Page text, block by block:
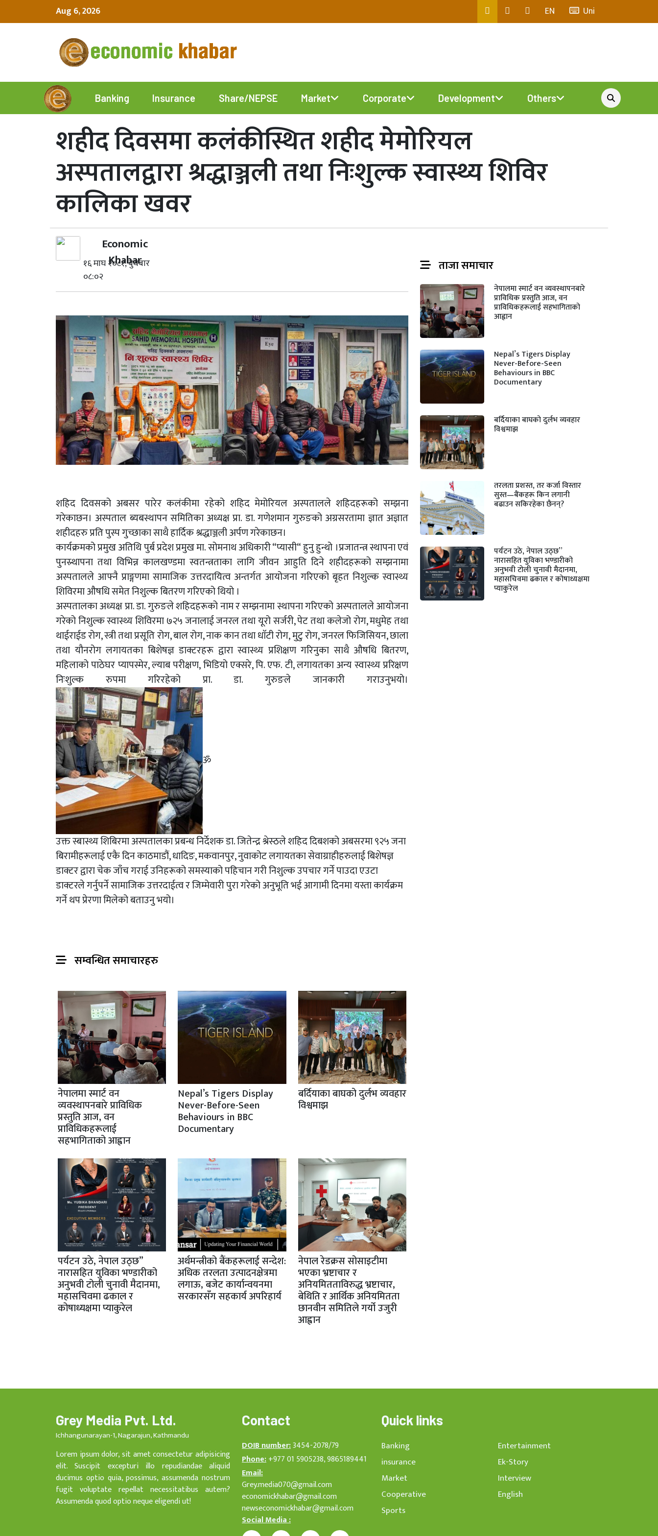
Aug 6, 2026 EN Uni
Banking Insurance Share/NEPSE Market Corporate Development Others
शहीद दिवसमा कलंकीस्थित शहीद मेमोरियल
अस्पतालद्वारा श्रद्धाञ्जली तथा निःशुल्क स्वास्थ्य शिविर
कालिका खवर
Economic
Khabar
१६ माघ २०८१, बुधबार
०८:०२
शहिद दिवसको अबसर पारेर कलंकीमा रहेको शहिद मेमोरियल अस्पतालले शहिदहरूको सम्झना
गरेकाछन। अस्पताल ब्यबस्थापन समितिका अध्यक्ष प्रा. डा. गणेशमान गुरुङको अग्रसरतामा ज्ञात अज्ञात
शहीदहरु प्रति पुस्प गुच्छाका साथै हार्दिक श्रद्धाञ्जली अर्पण गरेकाछन।
कार्यक्रमको प्रमुख अतिथि पुर्ब प्रदेश प्रमुख मा. सोमनाथ अधिकारी “प्यासी“ हुनु हुन्थो ।प्रजातन्त्र स्थापना एवं
पुनस्र्थापना तथा विभिन्न कालखण्डमा स्वतन्त्रताका लागि जीवन आहुति दिने शहीदहरूको सम्झनामा
अस्पतालले आफ्नै प्राङ्गणमा सामाजिक उत्तरदायित्व अन्तर्गत आयोजना गरिएको बृहत निशुल्क स्वास्थ्य
शिविरमा औषधि समेत निशुल्क बितरण गरिएको थियो ।
अस्पतालका अध्यक्ष प्रा. डा. गुरुङले शहिदहरूको नाम र सम्झनामा स्थापना गरिएको अस्पतालले आयोजना
गरेको निशुल्क स्वास्थ्य शिविरमा ७२५ जनालाई जनरल तथा यूरो सर्जरी, पेट तथा कलेजो रोग, मधुमेह तथा
थाईराईड रोग, स्त्री तथा प्रसूति रोग, बाल रोग, नाक कान तथा धाॅटी रोग, मुटु रोग, जनरल फिजिसियन, छाला
तथा यौनरोग लगायतका बिशेषज्ञ डाक्टरहरू द्वारा स्वास्थ्य प्रशिक्षण गरिनुका साथै औषधि बितरण,
महिलाको पाठेघर प्यापस्मेर, ल्याब परीक्षण, भिडियो एक्सरे, पि. एफ. टी, लगायतका अन्य स्वास्थ्य प्ररिक्षण
निःशुल्क रुपमा गरिरहेको प्रा. डा. गुरुङले जानकारी गराउनुभयो।
ॐ
उक्त स्बास्थ्य शिबिरमा अस्पतालका प्रबन्ध निर्देशक डा. जितेन्द्र श्रेस्ठले शहिद दिबशको अबसरमा ९२५ जना
बिरामीहरूलाई एकै दिन काठमाडौं, धादिङ, मकवानपुर, नुवाकोट लगायतका सेवाग्राहीहरुलाई बिशेषज्ञ
डाक्टर द्वारा चेक जाँच गराई उनिहरूको समस्याको पहिचान गरी निशुल्क उपचार गर्ने पाउदा एउटा
डाक्टरले गर्नुपर्ने सामाजिक उत्तरदाईत्व र जिम्मेवारी पुरा गरेको अनुभूति भई आगामी दिनमा यस्ता कार्यक्रम
गर्ने थप प्रेरणा मिलेको बताउनु भयो।
सम्वन्धित समाचारहरु
नेपालमा स्मार्ट वन
व्यवस्थापनबारे प्राविधिक
प्रस्तुति आज, वन
प्राविधिकहरूलाई
सहभागिताको आह्वान
Nepal’s Tigers Display
Never-Before-Seen
Behaviours in BBC
Documentary
बर्दियाका बाघको दुर्लभ व्यवहार
विश्वमाझ
पर्यटन उठे, नेपाल उठ्छ”
नारासहित युविका भण्डारीको
अनुभवी टोली चुनावी मैदानमा,
महासचिवमा ढकाल र
कोषाध्यक्षमा प्याकुरेल
अर्थमन्त्रीको बैंकहरूलाई सन्देश:
अधिक तरलता उत्पादनक्षेत्रमा
लगाऊ, बजेट कार्यान्वयनमा
सरकारसँग सहकार्य अपरिहार्य
नेपाल रेडक्रस सोसाइटीमा
भएका भ्रष्टाचार र
अनियमितताविरुद्ध भ्रष्टाचार,
बेथिति र आर्थिक अनियमितता
छानवीन समितिले गर्यो उजुरी
आह्वान
ताजा समाचार
नेपालमा स्मार्ट वन व्यवस्थापनबारे
प्राविधिक प्रस्तुति आज, वन
प्राविधिकहरूलाई सहभागिताको
आह्वान
Nepal’s Tigers Display
Never-Before-Seen
Behaviours in BBC
Documentary
बर्दियाका बाघको दुर्लभ व्यवहार
विश्वमाझ
तरलता प्रशस्त, तर कर्जा विस्तार
सुस्त—बैंकहरू किन लगानी
बढाउन सकिरहेका छैनन्?
पर्यटन उठे, नेपाल उठ्छ”
नारासहित युविका भण्डारीको
अनुभवी टोली चुनावी मैदानमा,
महासचिवमा ढकाल र कोषाध्यक्षमा
प्याकुरेल
Grey Media Pvt. Ltd.
Ichhangunarayan-1, Nagarajun, Kathmandu
Lorem ipsum dolor, sit amet consectetur adipisicing
elit. Suscipit excepturi illo repudiandae aliquid
ducimus optio quia, possimus, assumenda nostrum
fugit voluptate repellat necessitatibus autem?
Assumenda quod optio neque eligendi ut!
Contact
DOIB number:3454-2078/79
Phone:+977 01 5905238, 9865189441
Email:
Grey.media070@gmail.com
economickhabar@gmail.com
newseconomickhabar@gmail.com
Social Media :
Quick links
Banking
insurance
Market
Cooperative
Sports
Entertainment
Ek-Story
Interview
English